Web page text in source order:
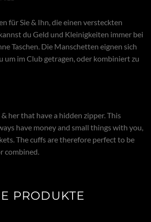
für Sie & Ihn, die einen versteckten
du Geld und Kleinigkeiten immer bei
Taschen. Die Manschetten eignen sich
um im Club getragen, oder kombiniert zu
her that have a hidden zipper. This
have money and small things with you,
The cuffs are therefore perfect to be
combined.
PRODUKTE